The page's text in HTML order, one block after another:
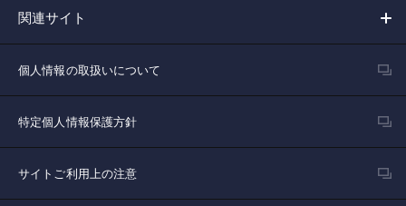
関連サイト
個人情報の取扱いについて
特定個人情報保護方針
サイトご利用上の注意